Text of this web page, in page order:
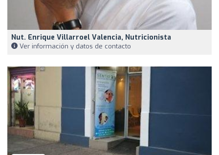
Nut. Enrique Villarroel Valencia, Nutricionista
Ver información y datos de contacto